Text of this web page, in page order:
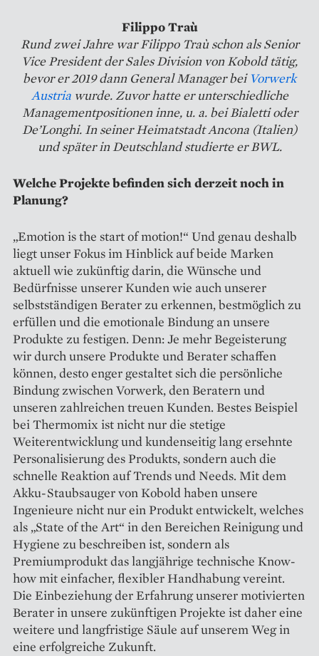
Filippo Traù
Rund zwei Jahre war Filippo Traù schon als Senior
Vice President der Sales Division von Kobold tätig,
bevor er 2019 dann General Manager bei Vorwerk
Austriawurde. Zuvor hatte er unterschiedliche
Managementpositionen inne, u. a. bei Bialetti oder
De’Longhi. In seiner Heimatstadt Ancona (Italien)
und später in Deutschland studierte er BWL.
Welche Projekte befinden sich derzeit noch in
Planung?
„Emotion is the start of motion!“ Und genau deshalb
liegt unser Fokus im Hinblick auf beide Marken
aktuell wie zukünftig darin, die Wünsche und
Bedürfnisse unserer Kunden wie auch unserer
selbstständigen Berater zu erkennen, ­bestmöglich zu
erfüllen und die emotionale Bindung an unsere
Produkte zu festigen. Denn: Je mehr Begeisterung
wir durch unsere Produkte und Berater schaffen
können, desto enger gestaltet sich die persönliche
Bindung zwischen Vorwerk, den Beratern und
unseren zahlreichen treuen Kunden. Bestes Beispiel
bei Thermomix ist nicht nur die stetige
Weiterentwicklung und kundenseitig lang ersehnte
Personalisierung des Produkts, sondern auch die
schnelle Reaktion auf Trends und Needs. Mit dem
Akku-Staubsauger von Kobold haben unsere
Ingenieure nicht nur ein Produkt entwickelt, welches
als „State of the Art“ in den Bereichen Reinigung und
Hygiene zu beschreiben ist, sondern als
Premiumprodukt das langjährige technische Know-
how mit einfacher, flexibler Hand­habung vereint.
Die Einbeziehung der Erfahrung unserer motivierten
Berater in unsere zukünftigen Pro­jekte ist daher eine
weitere und langfristige Säule auf unserem Weg in
eine erfolgreiche Zukunft.